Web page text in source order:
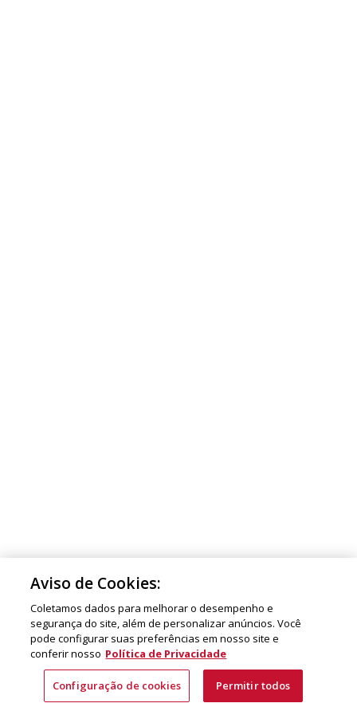
Aviso de Cookies:
Coletamos dados para melhorar o desempenho e
segurança do site, além de personalizar anúncios. Você
pode configurar suas preferências em nosso site e
conferir nosso Política de Privacidade
Configuração de cookies Permitir todos